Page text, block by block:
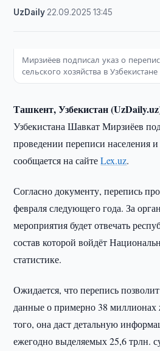
UzDaily 22.09.2025 ·13:45
Мирзиёев подписал указ о
сельского хозяйства в Узбекистане
Ташкент, Узбекистан
Узбекистана Шавкат Мирзиёев
проведении переписи населения и
сообщается на сайтеLex.uz.
Согласно документу, перепись
февраля следующего года. За
мероприятия будет отвечать
состав которой войдёт
статистике.
Ожидается, что перепись
данные о примерно 38
того, она даст детальную
ежегодно выделяемых 25,6 трлн.